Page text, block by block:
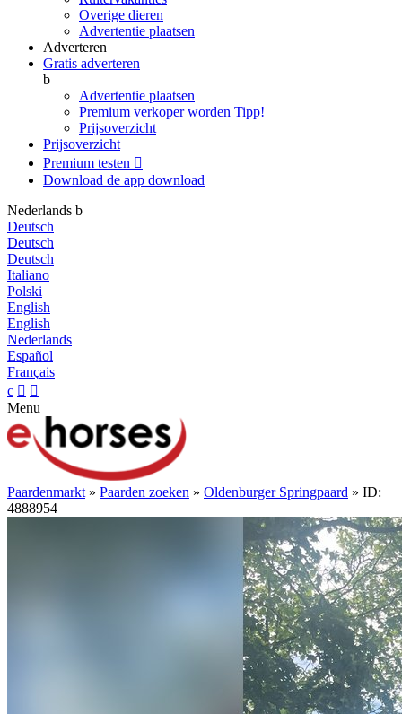
Overige dieren
Advertentie plaatsen
Adverteren
Gratis adverteren
b
Advertentie plaatsen
Premium verkoper worden Tipp!
Prijsoverzicht
Prijsoverzicht
Premium testen 
Download de app download
Nederlands b
Deutsch
Deutsch
Deutsch
Italiano
Polski
English
English
Nederlands
Español
Français
c  
Menu
Paardenmarkt » Paarden zoeken » Oldenburger Springpaard » ID:
4888954